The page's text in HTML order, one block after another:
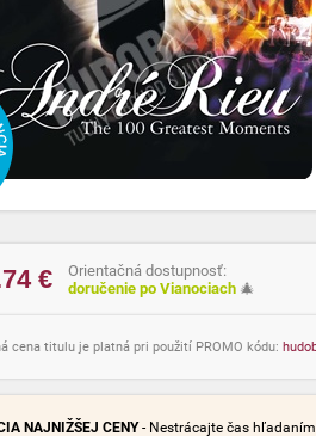
€
Orientačná dostupnosť:
doručenie po Vianociach 🎄
cena titulu je platná pri použití PROMO kódu:
NAJNIŽŠEJ CENY- Nestrácajte čas